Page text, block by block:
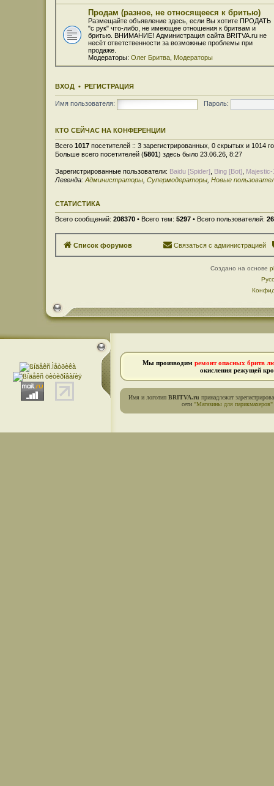
Продам (разное, не относящееся к бритью)
Размещайте объявление здесь, если Вы хотите ПРОДАТЬ
"с рук" что-либо, не имеющее отношения к бритвам и
бритью. ВНИМАНИЕ! Администрация сайта BRITVA.ru не
несёт ответственности за возможные проблемы при
продаже.
Модераторы: Олег Бритва Модераторы
ВХОД • РЕГИСТРАЦИЯ
Имя пользователя: Пароль:
КТО СЕЙЧАС НА КОНФЕРЕНЦИИ
Всего 1017 посетителей :: 3 зарегистрированных, 0 скрытых и 1014
Больше всего посетителей (5801) здесь было 23.06.26, 8:27
Зарегистрированные пользователи: Baidu [Spider] Bing [Bot]
Легенда: Администраторы Супермодераторы Новые
СТАТИСТИКА
Всего сообщений: 208370 • Всего тем: 5297 • Всего пользователей:
Список форумов Связаться с администрацией
Создано на основе
Мы производим ремонт опасных бритв
окисления режущей
Имя и логотип BRITVA.ru принадлежат
сети "Магазины для парикмахеров"